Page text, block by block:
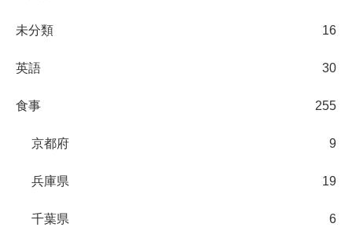
未分類 16
英語 30
食事 255
京都府 9
兵庫県 19
千葉県 6